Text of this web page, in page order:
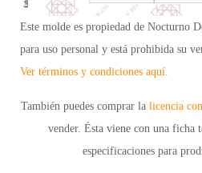
Este molde es propiedad de Nocturno
para uso personal y está prohibida su
Ver términos y condiciones aquí.
También puedes comprar la licencia
vender. Ésta viene con una ficha
especificaciones para